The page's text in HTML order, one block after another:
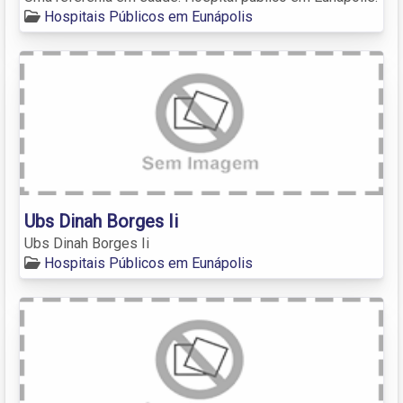
Hospitais Públicos em Eunápolis
Ubs Dinah Borges Ii
Ubs Dinah Borges Ii
Hospitais Públicos em Eunápolis